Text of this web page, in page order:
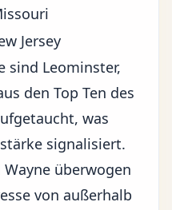
Jersey
sind Leominster,
den Top Ten des
was
signalisiert.
überwogen
von außerhalb